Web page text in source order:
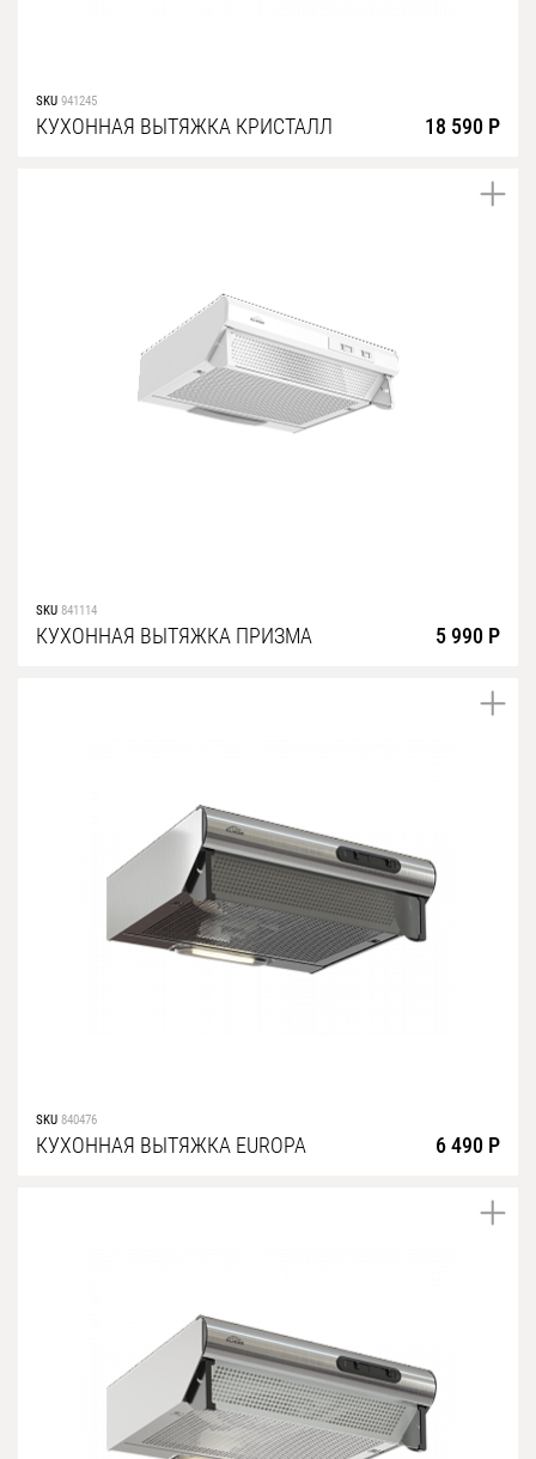
SKU 941245
КУХОННАЯ ВЫТЯЖКА КРИСТАЛЛ 18 590 Р
SKU 841114
КУХОННАЯ ВЫТЯЖКА ПРИЗМА 5 990 Р
SKU 840476
КУХОННАЯ ВЫТЯЖКА EUROPA 6 490 Р